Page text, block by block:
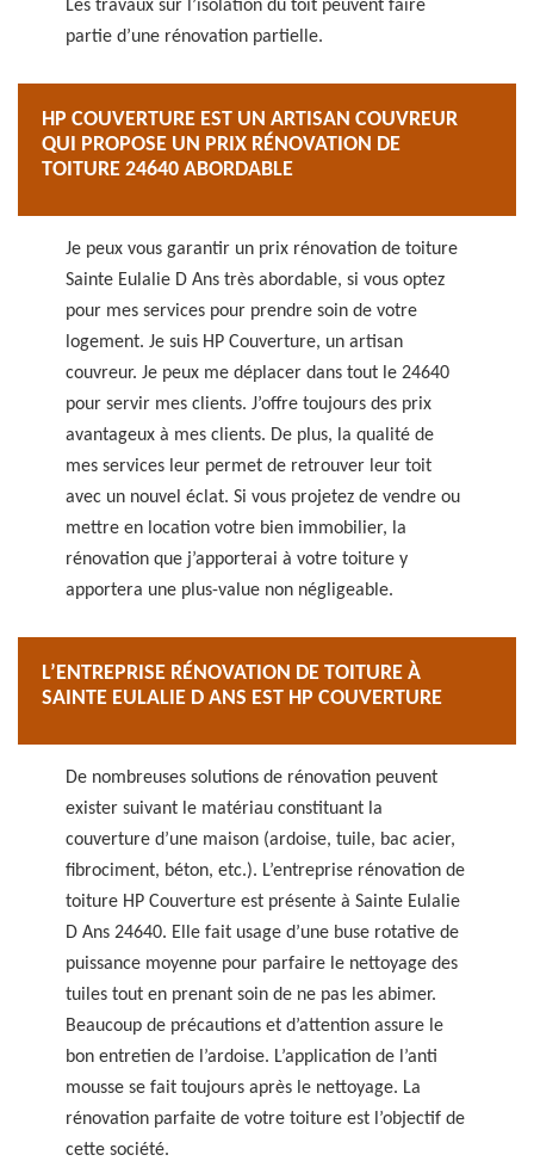
Les travaux sur l’isolation du toit peuvent faire
partie d’une rénovation partielle.
HP COUVERTURE EST UN ARTISAN COUVREUR
QUI PROPOSE UN PRIX RÉNOVATION DE
TOITURE 24640 ABORDABLE
Je peux vous garantir un prix rénovation de toiture
Sainte Eulalie D Ans très abordable, si vous optez
pour mes services pour prendre soin de votre
logement. Je suis HP Couverture, un artisan
couvreur. Je peux me déplacer dans tout le 24640
pour servir mes clients. J’offre toujours des prix
avantageux à mes clients. De plus, la qualité de
mes services leur permet de retrouver leur toit
avec un nouvel éclat. Si vous projetez de vendre ou
mettre en location votre bien immobilier, la
rénovation que j’apporterai à votre toiture y
apportera une plus-value non négligeable.
L’ENTREPRISE RÉNOVATION DE TOITURE À
SAINTE EULALIE D ANS EST HP COUVERTURE
De nombreuses solutions de rénovation peuvent
exister suivant le matériau constituant la
couverture d’une maison (ardoise, tuile, bac acier,
fibrociment, béton, etc.). L’entreprise rénovation de
toiture HP Couverture est présente à Sainte Eulalie
D Ans 24640. Elle fait usage d’une buse rotative de
puissance moyenne pour parfaire le nettoyage des
tuiles tout en prenant soin de ne pas les abimer.
Beaucoup de précautions et d’attention assure le
bon entretien de l’ardoise. L’application de l’anti
mousse se fait toujours après le nettoyage. La
rénovation parfaite de votre toiture est l’objectif de
cette société.